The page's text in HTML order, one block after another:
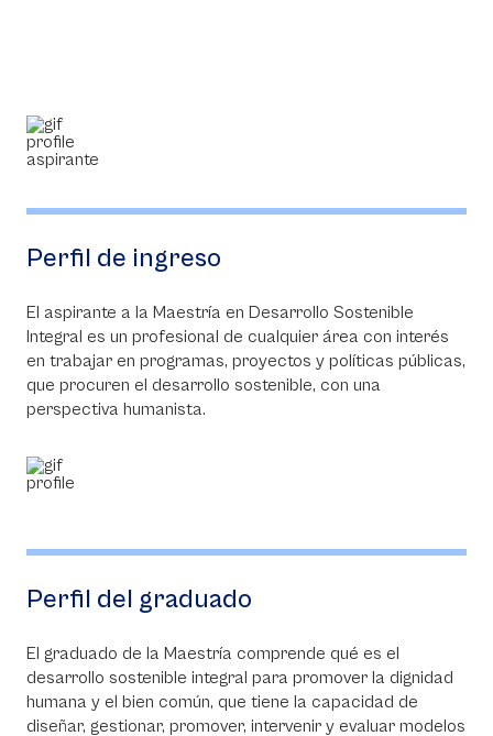
Perfil de ingreso
El aspirante a la Maestría en Desarrollo Sostenible
Integral es un profesional de cualquier área con interés
en trabajar en programas, proyectos y políticas públicas,
que procuren el desarrollo sostenible, con una
perspectiva humanista.
Perfil del graduado
El graduado de la Maestría comprende qué es el
desarrollo sostenible integral para promover la dignidad
humana y el bien común, que tiene la capacidad de
diseñar, gestionar, promover, intervenir y evaluar modelos